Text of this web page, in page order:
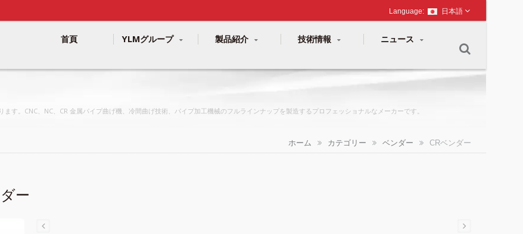
日本語
首頁 YLMグループ 製品紹介 技術情報 ニュース
す。CNC、NC、CR 金属パイプ曲げ機、冷間曲げ技術、パイプ加工機械のフルラインナップを製造するプロフェッショナルなメーカーです。
ホーム カテゴリー ベンダー CRベンダー
ー